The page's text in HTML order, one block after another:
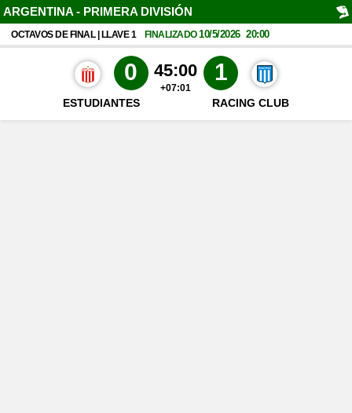
ARGENTINA - PRIMERA DIVISIÓN
OCTAVOS DE FINAL | LLAVE 1 FINALIZADO10/5/2026 20:00
ESTUDIANTES
0 45:00
+07:01
1
RACING CLUB